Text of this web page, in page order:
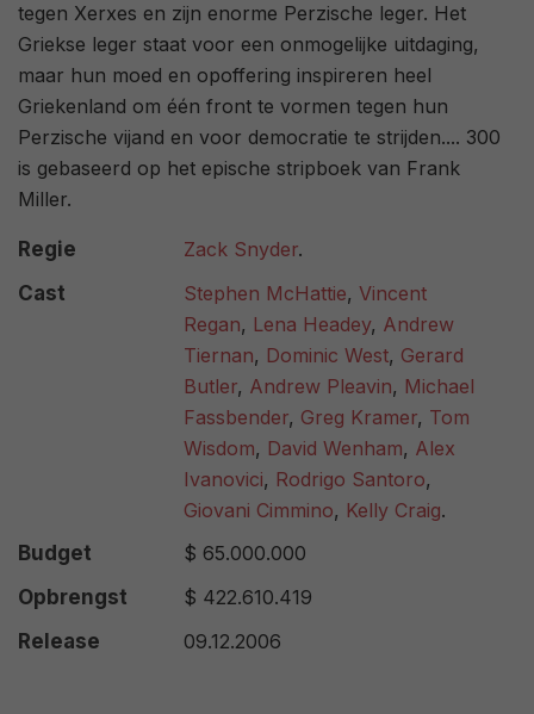
tegen Xerxes en zijn enorme Perzische leger. Het
Griekse leger staat voor een onmogelijke uitdaging,
maar hun moed en opoffering inspireren heel
Griekenland om één front te vormen tegen hun
Perzische vijand en voor democratie te strijden.... 300
is gebaseerd op het epische stripboek van Frank
Miller.
Regie Zack Snyder.
Cast
Stephen McHattie,Vincent
Regan, Lena Headey, Andrew
Tiernan, Dominic West, Gerard
Butler, Andrew Pleavin, Michael
Fassbender, Greg Kramer, Tom
Wisdom, David Wenham, Alex
Ivanovici, Rodrigo Santoro,
Giovani Cimmino, Kelly Craig.
Budget
$ 65.000.000
Opbrengst
$ 422.610.419
Release
09.12.2006